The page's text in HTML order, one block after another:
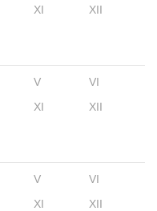
XI XII
V
VI
XI XII
V
VI
XI XII